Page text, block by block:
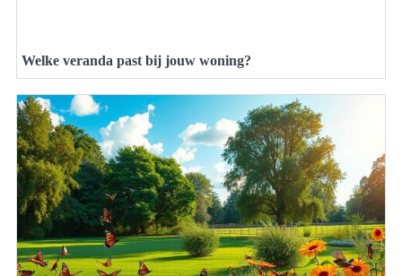
Welke veranda past bij jouw woning?